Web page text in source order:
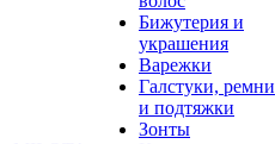
Бижутерия и
украшения
Варежки
Галстуки, ремни
и подтяжки
Зонты